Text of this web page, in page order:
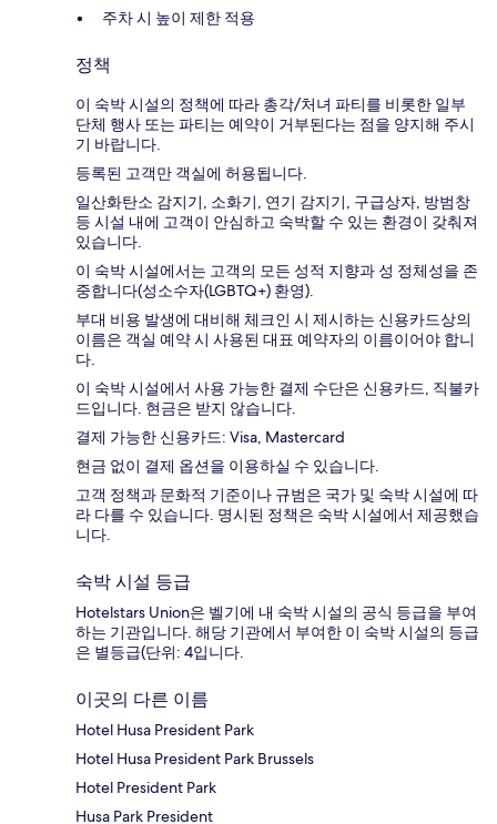
주차 시 높이 제한 적용
정책
이 숙박 시설의 정책에 따라 총각/처녀 파티를 비롯한 일부
단체 행사 또는 파티는 예약이 거부된다는 점을 양지해 주시
기 바랍니다.
등록된 고객만 객실에 허용됩니다.
일산화탄소 감지기, 소화기, 연기 감지기, 구급상자, 방범창
등 시설 내에 고객이 안심하고 숙박할 수 있는 환경이 갖춰져
있습니다.
이 숙박 시설에서는 고객의 모든 성적 지향과 성 정체성을 존
중합니다(성소수자(LGBTQ+) 환영).
부대 비용 발생에 대비해 체크인 시 제시하는 신용카드상의
이름은 객실 예약 시 사용된 대표 예약자의 이름이어야 합니
다.
이 숙박 시설에서 사용 가능한 결제 수단은 신용카드, 직불카
드입니다. 현금은 받지 않습니다.
결제 가능한 신용카드: Visa, Mastercard
현금 없이 결제 옵션을 이용하실 수 있습니다.
고객 정책과 문화적 기준이나 규범은 국가 및 숙박 시설에 따
라 다를 수 있습니다. 명시된 정책은 숙박 시설에서 제공했습
니다.
숙박 시설 등급
Hotelstars Union은 벨기에 내 숙박 시설의 공식 등급을 부여
하는 기관입니다. 해당 기관에서 부여한 이 숙박 시설의 등급
은 별등급(단위: 4입니다.
이곳의 다른 이름
Hotel Husa President Park
Hotel Husa President Park Brussels
Hotel President Park
Husa Park President